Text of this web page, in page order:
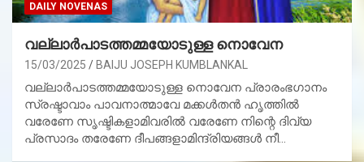
DAILY NOVENAS
വല്ലാര്‍പാടത്തമ്മയോടുള്ള നൊവേന
15/03/2025 BAIJU JOSEPH KUMBLANKAL
വല്ലാര്‍പാടത്തമ്മയോടുള്ള നൊവേന പ്രാരംഭഗാനം
സ്രഷ്ടാവാം പാവനാത്മാവേ മക്കള്‍തന്‍ ഹൃത്തില്‍
വരേണേ സൃഷ്ടികളാമിവരില്‍ വരേണേ നിന്റെ ദിവ്യ
പ്രസാദം തരേണേ ദീപങ്ങളാമിന്ദ്രിയങ്ങള്‍ നീ…